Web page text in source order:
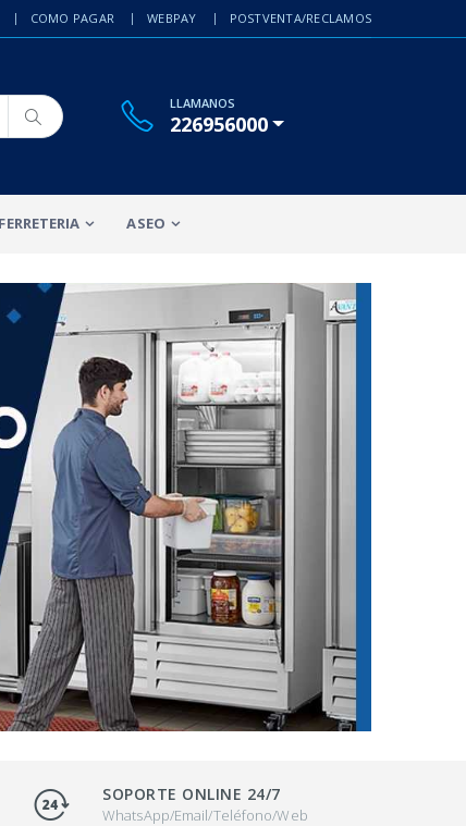
COMO PAGAR WEBPAY POSTVENTA/RECLAMOS
LLAMANOS
226956000
FERRETERIA ASEO
SOPORTE ONLINE 24/7
WhatsApp/Email/Teléfono/Web